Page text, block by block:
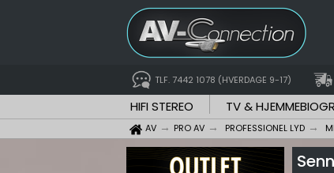
TLF. 7442 1078 (HVERDAGE 9-17)
HIFI STEREO TV &
AV PRO AV PROFESSIONEL LYD